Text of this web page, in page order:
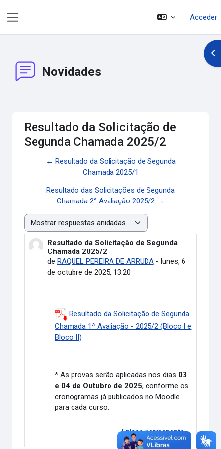
Acceder
Novidades
Resultado da Solicitação de
Segunda Chamada 2025/2
← Resultado da Solicitação de Segunda
Chamada 2025/1
Resultado das Solicitações de Segunda
Chamada 2° Avaliação 2025/2 →
Mostrar modo
Resultado da Solicitação de Segunda
Chamada 2025/2
de RAQUEL PEREIRA DE ARRUDA- lunes, 6
de octubre de 2025, 13:20
Número de respuestas: 0
Resultado da Solicitação de Segunda
Chamada 1ª Avaliação - 2025/2 (Bloco I e
Bloco II)
* As provas serão aplicadas nos dias 03
e 04 de Outubro de 2025, conforme os
cronogramas já publicados no Moodle
para cada curso.
Enlace permanente